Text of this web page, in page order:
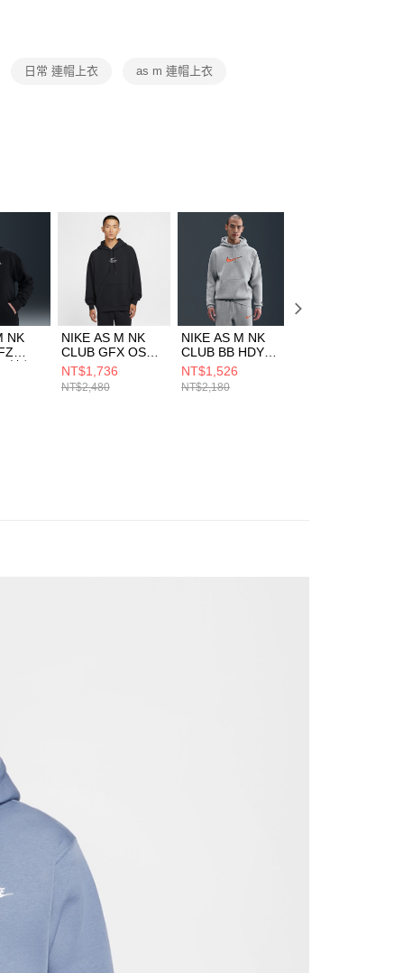
服務之必要範圍內提供個人資料，並將交易相關給付款項請
資料處理事宜，請瀏覽以下網址：
進行身份認證。
人註冊多個帳號或使用他人資訊註冊。若發現惡意使用之情
技股份有限公司將有權停止該用戶之使用額度並採取法律行
日常 連帽上衣 as m 連帽上衣
NK
連帽
NIKE AS M NK
CLUB GFX OS
PO HDY GCE 男
連帽上衣
IO2452010
NT$1,736
NT$2,480
NIKE AS M NK
CLUB BB HDY
NEO VARSIT 男
連帽上衣
HV0855063
NT$1,526
NT$2,180